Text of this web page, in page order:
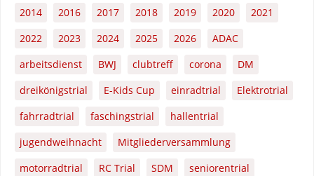
2014
2016 2017 2018 2019 2020
2021
2022
2023 2024 2025 2026
ADAC
arbeitsdienst
BWJ clubtreff corona
DM
dreikönigstrial
E-Kids Cup einradtrial
Elektrotrial
fahrradtrial
faschingstrial
hallentrial
jugendweihnacht
Mitgliederversammlung
motorradtrial
RC Trial SDM
seniorentrial